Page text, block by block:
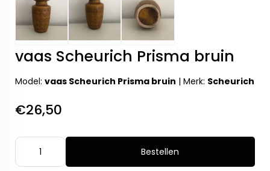
vaas Scheurich Prisma bruin
Model: vaas Scheurich Prisma bruin | Merk: Scheurich
€26,50
Bestellen